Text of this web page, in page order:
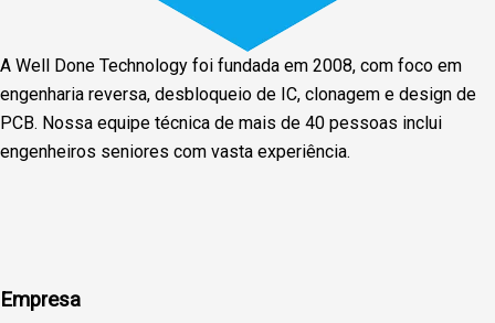
A Well Done Technology foi fundada em 2008, com foco em
engenharia reversa, desbloqueio de IC, clonagem e design de
PCB. Nossa equipe técnica de mais de 40 pessoas inclui
engenheiros seniores com vasta experiência.
Empresa